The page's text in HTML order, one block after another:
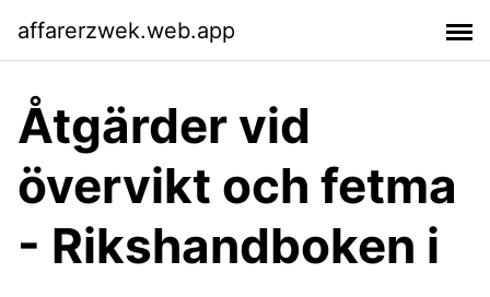
affarerzwek.web.app
Åtgärder vid
övervikt och fetma
- Rikshandboken i